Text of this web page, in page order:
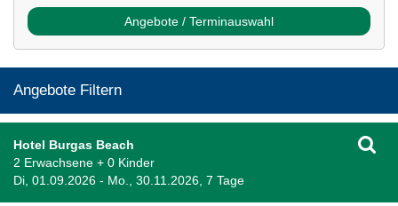
Angebote / Terminauswahl
Angebote Filtern
Hotel Burgas Beach
2 Erwachsene + 0 Kinder
Di, 01.09.2026 - Mo., 30.11.2026, 7 Tage